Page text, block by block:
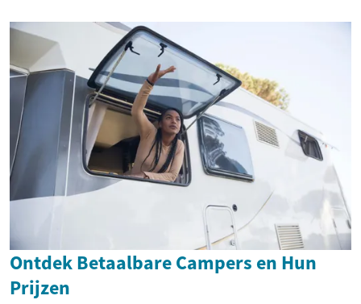
Ontdek Betaalbare Campers en Hun
Prijzen